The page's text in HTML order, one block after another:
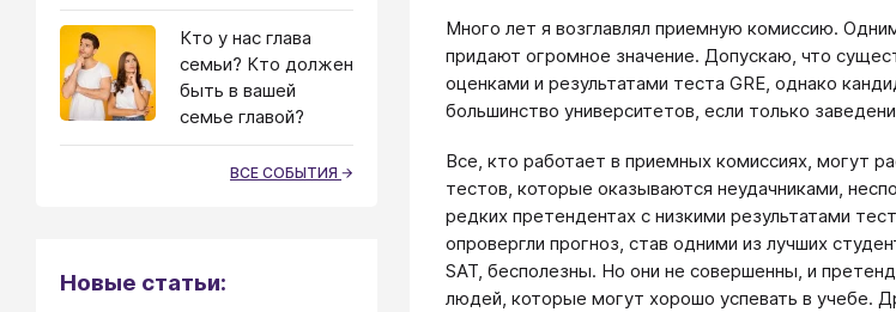
Много лет я возглавлял приемную комиссию.
придают огромное значение. Допускаю, что
оценками и результатами теста GRE, однако
большинство университетов, если только
Все, кто работает в приемных комиссиях, могут
тестов, которые оказываются неудачниками,
редких претендентах с низкими результатами
опровергли прогноз, став одними из лучших
SAT, бесполезны. Но они не совершенны, и
людей, которые могут хорошо успевать в учебе.
Кто у нас глава
семьи? Кто должен
быть в вашей
семье главой?
ВСЕ СОБЫТИЯ
Новые статьи: